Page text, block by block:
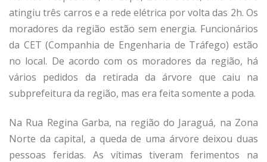
atingiu três carros e a rede elétrica por volta das 2h. Os
moradores da região estão sem energia. Funcionários
da CET (Companhia de Engenharia de Tráfego) estão
no local. De acordo com os moradores da região, há
vários pedidos da retirada da árvore que caiu na
subprefeitura da região, mas era feita somente a poda.
Na Rua Regina Garba, na região do Jaraguá, na Zona
Norte da capital, a queda de uma árvore deixou duas
pessoas feridas. As vítimas tiveram ferimentos na